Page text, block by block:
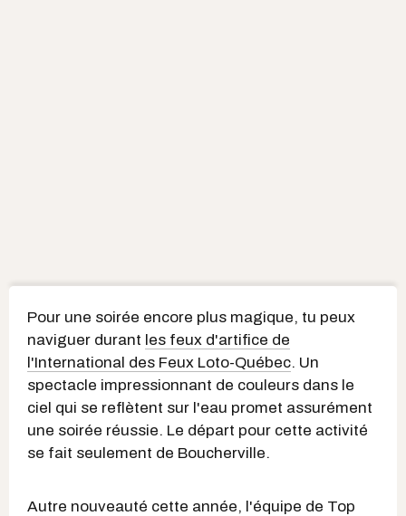
Pour une soirée encore plus magique, tu peux
naviguer durant les feux d'artifice de
l'International des Feux Loto-Québec. Un
spectacle impressionnant de couleurs dans le
ciel qui se reflètent sur l'eau promet assurément
une soirée réussie. Le départ pour cette activité
se fait seulement de Boucherville.
Autre nouveauté cette année, l'équipe de Top